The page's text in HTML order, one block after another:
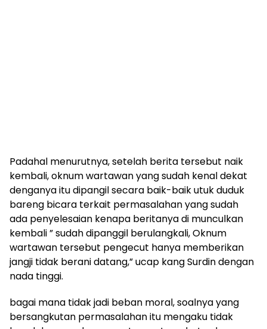
Padahal menurutnya, setelah berita tersebut naik
kembali, oknum wartawan yang sudah kenal dekat
denganya itu dipangil secara baik-baik utuk duduk
bareng bicara terkait permasalahan yang sudah
ada penyelesaian kenapa beritanya di munculkan
kembali ” sudah dipanggil berulangkali, Oknum
wartawan tersebut pengecut hanya memberikan
jangji tidak berani datang,” ucap kang Surdin dengan
nada tinggi.
bagai mana tidak jadi beban moral, soalnya yang
bersangkutan permasalahan itu mengaku tidak